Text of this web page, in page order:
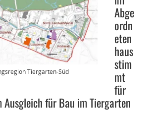
Tiergarten-Süd
Abge
ordn
eten
haus
stim
mt
für
Ausgleich für Bau im Tiergarten